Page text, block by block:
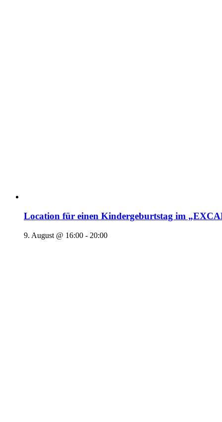
Location für einen Kindergeburtstag im
9. August @ 16:00 - 20:00